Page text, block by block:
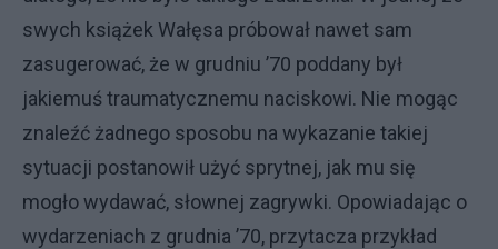
swych książek Wałęsa próbował nawet sam
zasugerować, że w grudniu ’70 poddany był
jakiemuś traumatycznemu naciskowi. Nie mogąc
znaleźć żadnego sposobu na wykazanie takiej
sytuacji postanowił użyć sprytnej, jak mu się
mogło wydawać, słownej zagrywki. Opowiadając o
wydarzeniach z grudnia ’70, przytacza przykład